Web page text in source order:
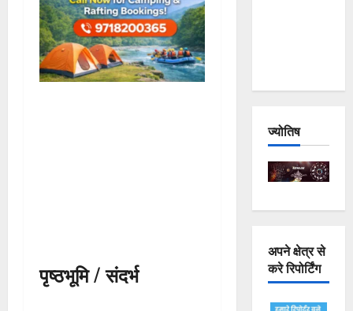
पृष्ठभूमि / संदर्भ
ज्योतिष
अपने क्षेत्र से
करे रिपोर्टिंग